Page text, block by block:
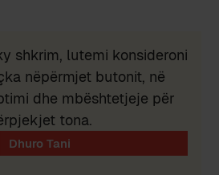
shkrim, lutemi konsideroni
nëpërmjet butonit, në
dhe mbështetjeje për
tona.